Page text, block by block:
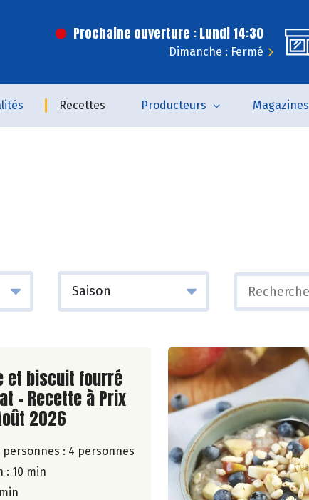
Prochaine ouverture : Lundi 14:30
Dimanche : Fermé
Recettes Producteurs Magazines
de la recette
et biscuit fourré
- Recette à Prix
2026
: 4 personnes
: 10 min